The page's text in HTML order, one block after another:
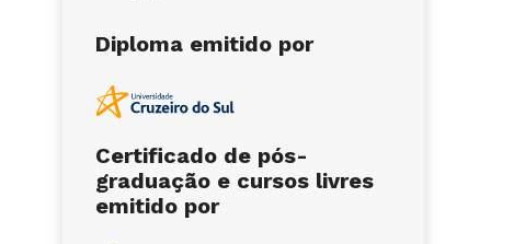
Diploma emitido por
Certificado de pós-
graduação e cursos livres
emitido por